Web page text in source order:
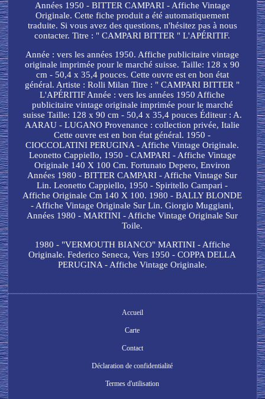
Années 1950 - BITTER CAMPARI - Affiche Vintage
Originale. Cette fiche produit a été automatiquement
traduite. Si vous avez des questions, n'hésitez pas à nous
contacter. Titre : " CAMPARI BITTER " L'APÉRITIF.
Année : vers les années 1950. Affiche publicitaire vintage
originale imprimée pour le marché suisse. Taille: 128 x 90
cm - 50,4 x 35,4 pouces. Cette ouvre est en bon état
général. Artiste : Rolli Milan Titre : " CAMPARI BITTER "
L'APÉRITIF Année : vers les années 1950 Affiche
publicitaire vintage originale imprimée pour le marché
suisse Taille: 128 x 90 cm - 50,4 x 35,4 pouces Éditeur : A.
AARAU - LUGANO Provenance : collection privée, Italie
Cette ouvre est en bon état général. 1950 -
CIOCCOLATINI PERUGINA - Affiche Vintage Originale.
Leonetto Cappiello, 1950 - CAMPARI - Affiche Vintage
Originale 140 X 100 Cm. Fortunato Depero, Environ
Années 1980 - BITTER CAMPARI - Affiche Vintage Sur
Lin. Leonetto Cappiello, 1950 - Spiritello Campari -
Affiche Originale Cm 140 X 100. 1980 - BALLY BLONDE
- Affiche Vintage Originale Sur Lin. Giorgio Muggiani,
Années 1980 - MARTINI - Affiche Vintage Originale Sur
Toile.
1980 - "VERMOUTH BIANCO" MARTINI - Affiche
Originale. Federico Seneca, Vers 1950 - COPPA DELLA
PERUGINA - Affiche Vintage Originale.
Accueil
Carte
Contact
Déclaration de confidentialité
Termes d'utilisation